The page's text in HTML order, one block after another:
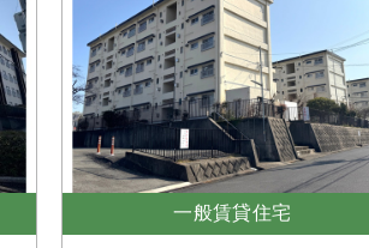
一般賃貸住宅